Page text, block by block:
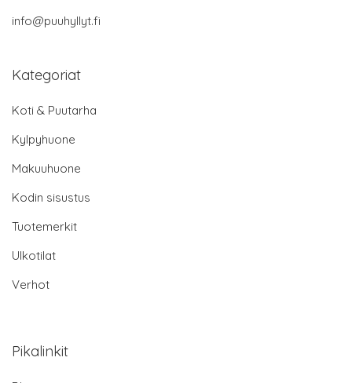
info@puuhyllyt.fi
Kategoriat
Koti & Puutarha
Kylpyhuone
Makuuhuone
Kodin sisustus
Tuotemerkit
Ulkotilat
Verhot
Pikalinkit